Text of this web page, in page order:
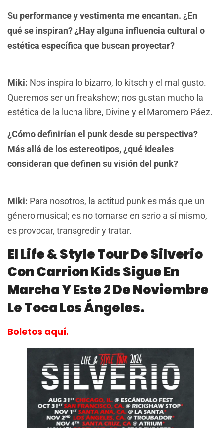
Su performance y vestimenta me encantan. ¿En
qué se inspiran? ¿Hay alguna influencia cultural o
estética específica que buscan proyectar?
Miki: Nos inspira lo bizarro, lo kitsch y el mal gusto.
Queremos ser un freakshow; nos gustan mucho la
estética de la lucha libre, Divine y el Maromero Páez.
¿Cómo definirían el punk desde su perspectiva?
Más allá de los estereotipos, ¿qué ideales
consideran que definen su visión del punk?
Miki: Para nosotros, la actitud punk es más que un
género musical; es no tomarse en serio a sí mismo,
es provocar, transgredir y tratar.
El Life & Style Tour De Silverio
Con Carrion Kids Sigue En
Marcha Y Este 2 De Noviembre
Le Toca Los Ángeles.
Boletos aquí.